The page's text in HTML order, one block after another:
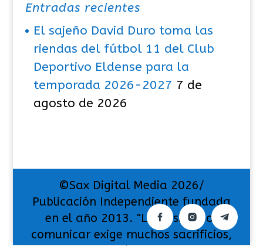
Entradas recientes
El sajeño David Duro toma las
riendas del fútbol 11 del Club
Deportivo Eldense para la
temporada 2026-2027 7 de
agosto de 2026
©Sax Digital Media 2026/
Publicación Independiente fundada
en el año 2013. "La pasión por
comunicar exige muchos sacrificios,